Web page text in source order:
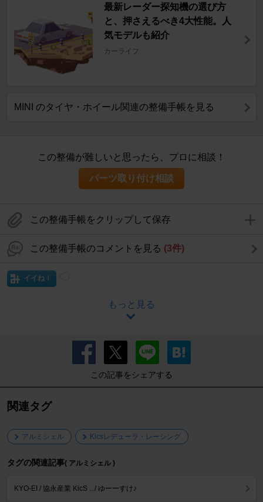
最新レーダー探知機の選び方
と、押さえるべき4大性能。人
気モデルも紹介
カーライフ
MINI のタイヤ・ホイール関連の整備手帳を見る
この整備が難しいと思ったら、プロに相談！
パーツ取り付け相談
この整備手帳をクリップして保存
この整備手帳のコメントを見る (3件)
イイね！
もっと見る
この記事をシェアする
関連タグ
アルミシェル Kicsレデューラ・レーシング
タグの関連記事( アルミシェル )
KYO-EI / 協永産業 KicS .../ ゆーーすけ♪